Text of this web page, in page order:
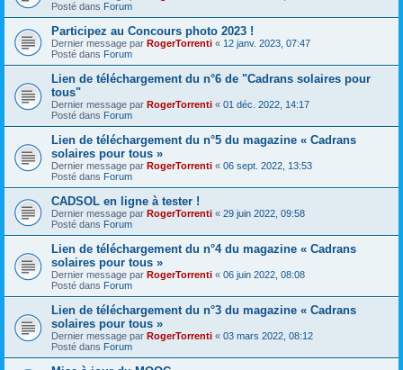
Posté dans Forum
Participez au Concours photo 2023 !
Dernier message par RogerTorrenti « 12 janv. 2023, 07:47
Posté dans Forum
Lien de téléchargement du n°6 de "Cadrans solaires pour
tous"
Dernier message par RogerTorrenti « 01 déc. 2022, 14:17
Posté dans Forum
Lien de téléchargement du n°5 du magazine « Cadrans
solaires pour tous »
Dernier message par RogerTorrenti « 06 sept. 2022, 13:53
Posté dans Forum
CADSOL en ligne à tester !
Dernier message par RogerTorrenti « 29 juin 2022, 09:58
Posté dans Forum
Lien de téléchargement du n°4 du magazine « Cadrans
solaires pour tous »
Dernier message par RogerTorrenti « 06 juin 2022, 08:08
Posté dans Forum
Lien de téléchargement du n°3 du magazine « Cadrans
solaires pour tous »
Dernier message par RogerTorrenti « 03 mars 2022, 08:12
Posté dans Forum